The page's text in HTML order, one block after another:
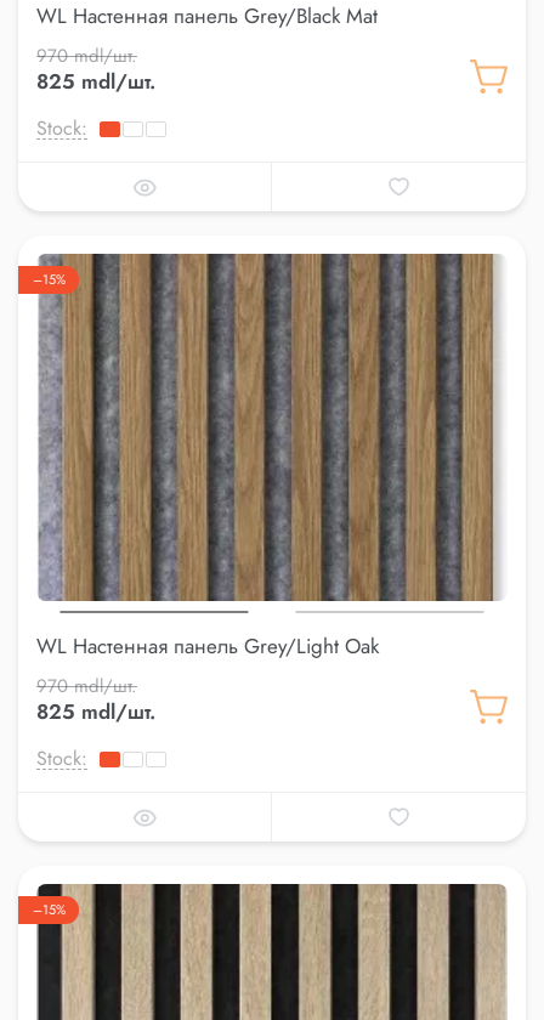
WL Настенная панель Grey/Black Mat
970 mdl/шт.
825 mdl/шт.
Stock:
–15%
WL Настенная панель Grey/Light Oak
970 mdl/шт.
825 mdl/шт.
Stock:
–15%